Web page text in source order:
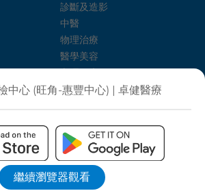
診斷及造影
中醫
物理治療
醫學美容
心理健康
卓健護理介紹所
電子健康紀錄系統須知 網站地圖
務有限公司 2026。不得轉載。
中心 (旺角-惠豐中心) | 卓健醫療
繼續瀏覽器觀看